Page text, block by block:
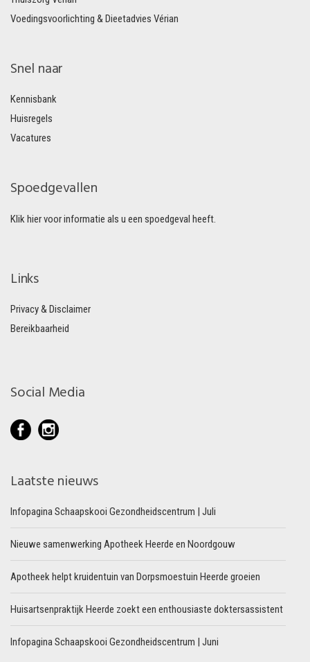
Voedingsvoorlichting & Dieetadvies Vérian
Snel naar
Kennisbank
Huisregels
Vacatures
Spoedgevallen
Klik hier voor informatie als u een spoedgeval heeft.
Links
Privacy & Disclaimer
Bereikbaarheid
Social Media
Laatste nieuws
Infopagina Schaapskooi Gezondheidscentrum | Juli
Nieuwe samenwerking Apotheek Heerde en Noordgouw
Apotheek helpt kruidentuin van Dorpsmoestuin Heerde groeien
Huisartsenpraktijk Heerde zoekt een enthousiaste doktersassistent
Infopagina Schaapskooi Gezondheidscentrum | Juni